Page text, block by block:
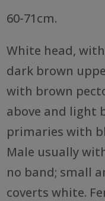
60-71cm.
White head,
dark brown
with brown
above and light
primaries with
Male usually
no band; small
coverts white.